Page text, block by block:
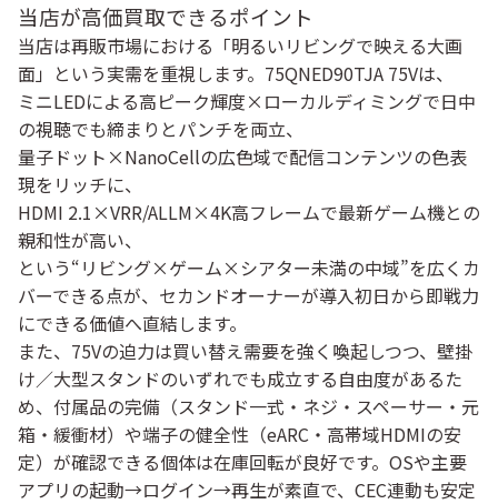
当店が高価買取できるポイント
当店は再販市場における「明るいリビングで映える大画
面」という実需を重視します。75QNED90TJA 75Vは、
ミニLEDによる高ピーク輝度×ローカルディミングで日中
の視聴でも締まりとパンチを両立、
量子ドット×NanoCellの広色域で配信コンテンツの色表
現をリッチに、
HDMI 2.1×VRR/ALLM×4K高フレームで最新ゲーム機との
親和性が高い、
という“リビング×ゲーム×シアター未満の中域”を広くカ
バーできる点が、 セカンドオーナーが導入初日から即戦力
にできる価値へ直結します。
また、 75Vの迫力は買い替え需要を強く喚起しつつ、壁掛
け／大型スタンドのいずれでも成立する自由度があるた
め、 付属品の完備（スタンド一式・ネジ・スペーサー・元
箱・緩衝材）や端子の健全性（eARC・高帯域HDMIの安
定）が確認できる個体は在庫回転が良好です。OSや主要
アプリの起動→ログイン→再生が素直で、CEC連動も安定